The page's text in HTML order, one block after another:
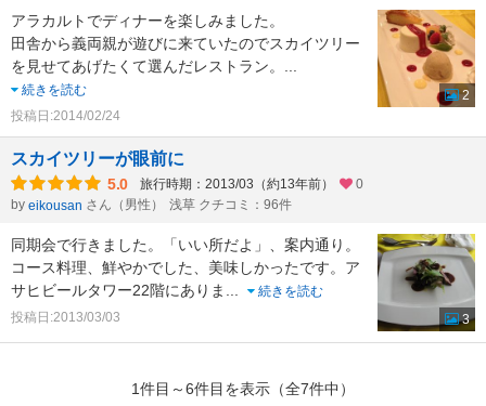
アラカルトでディナーを楽しみました。
田舎から義両親が遊びに来ていたのでスカイツリー
を見せてあげたくて選んだレストラン。
続きを読む
投稿日:2014/02/24
2
スカイツリーが眼前に
5.0 旅行時期：2013/03（約13年前）
0
by eikousan さん（男性） 浅草 クチコミ：96件
同期会で行きました。「いい所だよ」、案内通り。
コース料理、鮮やかでした、美味しかったです。ア
サヒビールタワー22階にありま
続きを読む
投稿日:2013/03/03
3
1件目～6件目を表示（全7件中）